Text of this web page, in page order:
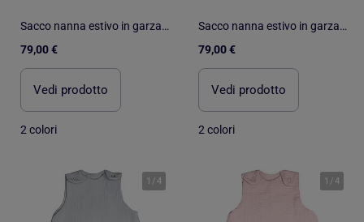
Sacco nanna estivo in garza di cotone - tog 0.5 | SEVIRA KIDS
79,00 €
Vedi prodotto
2 colori
Sacco nanna estivo in garza di cotone - tog 0.5 | SEVIRA KIDS
79,00 €
Vedi prodotto
2 colori
1 /4 1 /4